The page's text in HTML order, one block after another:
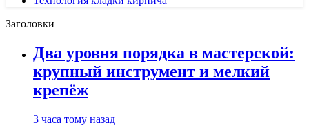
Заголовки
Два уровня порядка в мастерской:
крупный инструмент и мелкий
крепёж
3 часа тому назад